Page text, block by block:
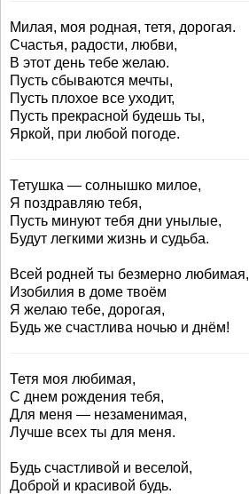
Милая, моя родная, тетя, дорогая.
Счастья, радости, любви,
В этот день тебе желаю.
Пусть сбываются мечты,
Пусть плохое все уходит,
Пусть прекрасной будешь ты,
Яркой, при любой погоде.
Тетушка — солнышко милое,
Я поздравляю тебя,
Пусть минуют тебя дни унылые,
Будут легкими жизнь и судьба.
Всей родней ты безмерно любимая,
Изобилия в доме твоём
Я желаю тебе, дорогая,
Будь же счастлива ночью и днём!
Тетя моя любимая,
С днем рождения тебя,
Для меня — незаменимая,
Лучше всех ты для меня.
Будь счастливой и веселой,
Доброй и красивой будь.